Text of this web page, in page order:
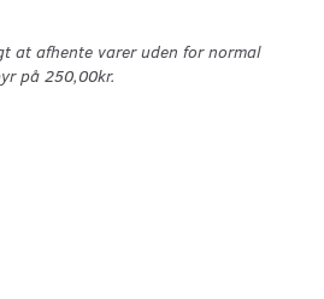
at afhente varer uden for normal
på 250,00kr.